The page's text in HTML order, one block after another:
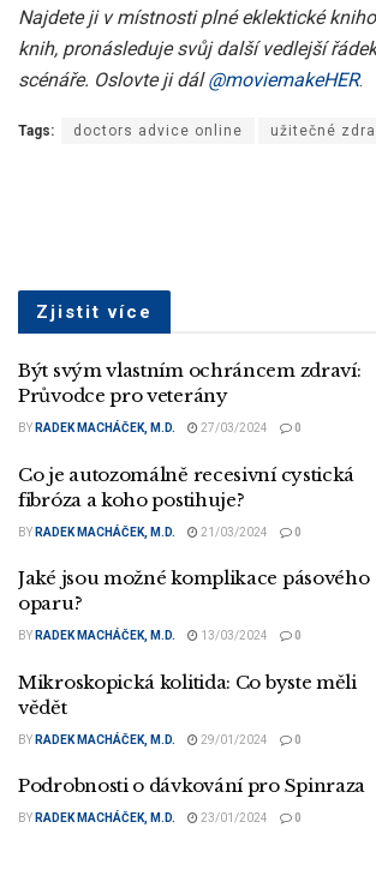
Najdete ji v místnosti plné eklektické
knih, pronásleduje svůj další vedlejší
scénáře. Oslovte ji dál@moviemakeHER.
Tags: doctors advice online užitečné
Zjistit více
Být svým vlastním ochráncem zdraví:
Průvodce pro veterány
BY RADEK MACHÁČEK, M.D. 27/03/2024 0
Co je autozomálně recesivní cystická
fibróza a koho postihuje?
BY RADEK MACHÁČEK, M.D. 21/03/2024 0
Jaké jsou možné komplikace pásového
oparu?
BY RADEK MACHÁČEK, M.D. 13/03/2024 0
Mikroskopická kolitida: Co byste měli
vědět
BY RADEK MACHÁČEK, M.D. 29/01/2024 0
Podrobnosti o dávkování pro Spinraza
BY RADEK MACHÁČEK, M.D. 23/01/2024 0